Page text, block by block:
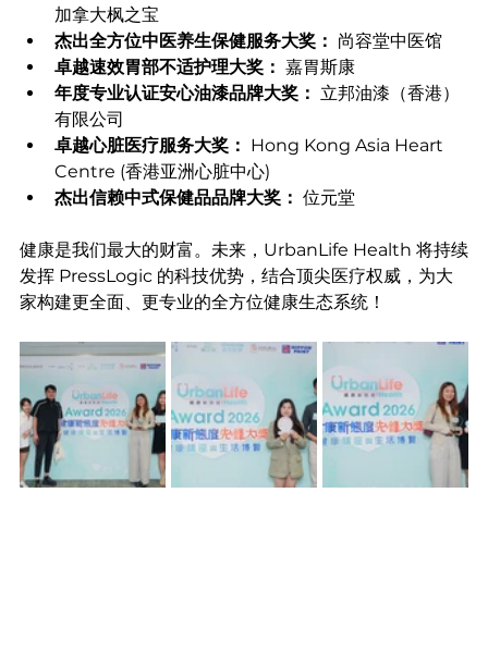
加拿大枫之宝
杰出全方位中医养生保健服务大奖： 尚容堂中医馆
卓越速效胃部不适护理大奖： 嘉胃斯康
年度专业认证安心油漆品牌大奖： 立邦油漆（香港）
有限公司
卓越心脏医疗服务大奖： Hong Kong Asia Heart
Centre (香港亚洲心脏中心)
杰出信赖中式保健品品牌大奖： 位元堂
健康是我们最大的财富。未来，UrbanLife Health 将持续
发挥 PressLogic 的科技优势，结合顶尖医疗权威，为大
家构建更全面、更专业的全方位健康生态系统！